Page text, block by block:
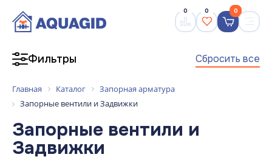
0 0 0
Фильтры Сбросить все
Главная Каталог
Запорная арматура
Запорные вентили и Задвижки
Запорные вентили и
Задвижки